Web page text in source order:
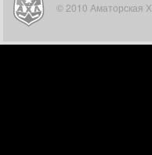
© 2010 Аматорская